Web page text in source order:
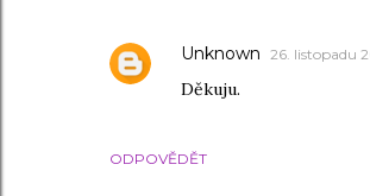
ODPOVĚDĚT
Unknown 26. listopadu
Děkuju.